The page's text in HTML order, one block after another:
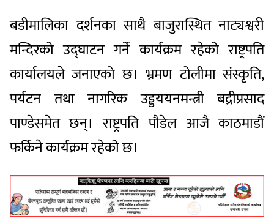
बडीमालिका दर्शनका साथै बाजुरास्थित नाट्यश्वरी
मन्दिरको उद्घाटन गर्ने कार्यक्रम रहेको राष्ट्रपति
कार्यालयले जनाएको छ। भ्रमण टोलीमा संस्कृति,
पर्यटन तथा नागरिक उड्डययनमन्त्री बद्रीप्रसाद
पाण्डेसमेत छन्। राष्ट्रपति पौडेल आजै काठमाडौं
फर्किने कार्यक्रम रहेको छ।